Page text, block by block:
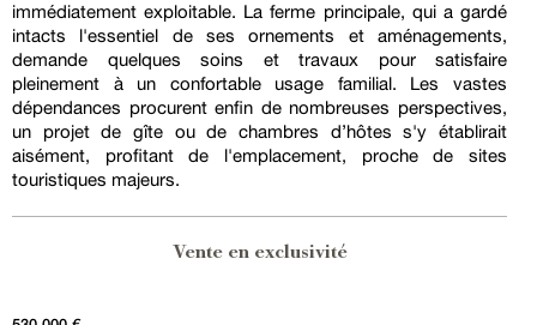
immédiatement exploitable. La ferme principale, qui a gardé
intacts l'essentiel de ses ornements et aménagements,
demande quelques soins et travaux pour satisfaire
pleinement à un confortable usage familial. Les vastes
dépendances procurent enfin de nombreuses perspectives,
un projet de gîte ou de chambres d’hôtes s'y établirait
aisément, profitant de l'emplacement, proche de sites
touristiques majeurs.
Vente en exclusivité